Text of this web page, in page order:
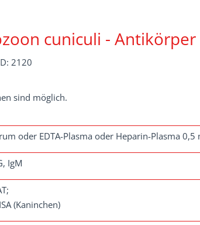
cuniculi - Antikörper
2120
sind möglich.
oder EDTA-Plasma oder Heparin-Plasma 0,5
IgM
(Kaninchen)